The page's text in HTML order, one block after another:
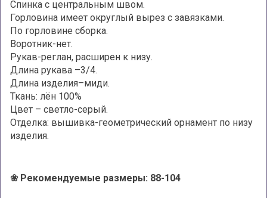
Спинка с центральным швом.
Горловина имеет округлый вырез с завязками.
По горловине сборка.
Воротник-нет.
Рукав-реглан, расширен к низу.
Длина рукава –3/4.
Длина изделия–миди.
Ткань: лён 100%
Цвет – светло-серый.
Отделка: вышивка-геометрический орнамент по низу
изделия.
❀ Рекомендуемые размеры: 88-104